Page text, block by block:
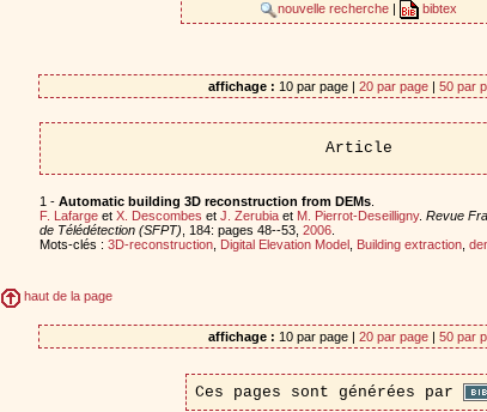
nouvelle recherche bibtex
affichage : 10 par page | 20 par page | 50 par
Article
1 - Automatic building 3D reconstruction from DEMs.
F. Lafargeet X. Descombes et J. Zerubiaet M. Pierrot-Deseilligny. Revue
de Télédétection (SFPT) , 184: pages 48--53, 2006.
Mots-clés : 3D-reconstruction, Digital Elevation Model, Building extraction,
haut de la page
affichage : 10 par page | 20 par page | 50 par
Ces pages sont générées par